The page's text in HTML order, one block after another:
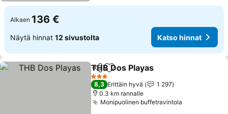
Alkaen 136 €
Näytä hinnat 12 sivustolta Katso hinnat
Jaa Lisää suosikkeihin
THB Dos Playas
3 Tähtiluokitus
8,3 Erittäin hyvä
1 297
0.3 km rannalle
Monipuolinen buffetravintola